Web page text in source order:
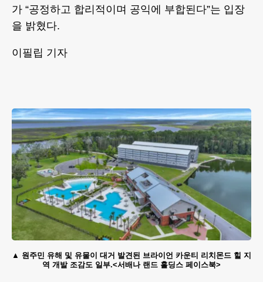
가 “공정하고 합리적이며 공익에 부합된다”는 입장
을 밝혔다.
이필립 기자
원주민 유해 및 유물이 대거 발견된 브라이언 카운티 리치몬드 힐 지
역 개발 조감도 일부.<서배나 랜드 홀딩스 페이스북>